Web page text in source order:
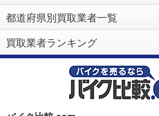
都道府県別買取業者一覧
買取業者ランキング